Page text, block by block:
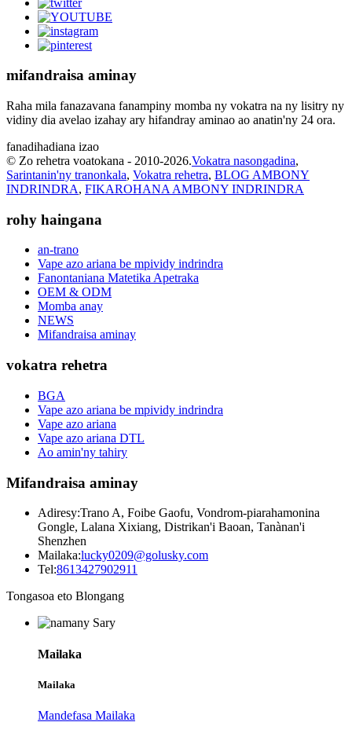
mifandraisa aminay
Raha mila fanazavana fanampiny momba ny vokatra na ny lisitry ny
vidiny dia avelao izahay ary hifandray aminao ao anatin'ny 24 ora.
fanadihadiana izao
© Zo rehetra voatokana - 2010-2026.Vokatra nasongadina,
Sarintanin'ny tranonkala, Vokatra rehetra, BLOG AMBONY
INDRINDRA, FIKAROHANA AMBONY INDRINDRA
rohy haingana
an-trano
Vape azo ariana be mpividy indrindra
Fanontaniana Matetika Apetraka
OEM & ODM
Momba anay
NEWS
Mifandraisa aminay
vokatra rehetra
BGA
Vape azo ariana be mpividy indrindra
Vape azo ariana
Vape azo ariana DTL
Ao amin'ny tahiry
Mifandraisa aminay
Adiresy:Trano A, Foibe Gaofu, Vondrom-piarahamonina
Gongle, Lalana Xixiang, Distrikan'i Baoan, Tanànan'i
Shenzhen
Mailaka:lucky0209@golusky.com
Tel:8613427902911
Tongasoa eto Blongang
Mailaka
Mailaka
Mandefasa Mailaka